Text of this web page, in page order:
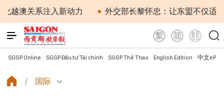
关系注入新动力 外交部长黎怀忠：让东盟不仅适应时
SGGP Online SGGP Đầu tư Tài chính SGGP Thể Thao English Edition 中文
国际